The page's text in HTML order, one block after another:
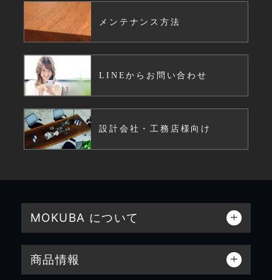
メンテナンス方法
LINEからお問い合わせ
設計会社・工務店様向け
MOKUBA について
商品情報